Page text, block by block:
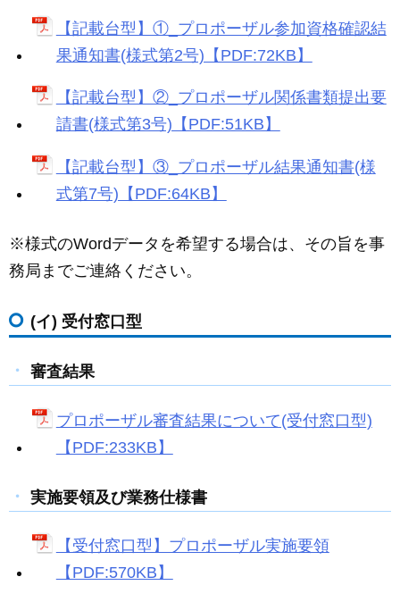
【記載台型】①_プロポーザル参加資格確認結
果通知書(様式第2号)【PDF:72KB】
【記載台型】②_プロポーザル関係書類提出要
請書(様式第3号)【PDF:51KB】
【記載台型】③_プロポーザル結果通知書(様
式第7号)【PDF:64KB】
※様式のWordデータを希望する場合は、その旨を事
務局までご連絡ください。
(イ) 受付窓口型
審査結果
プロポーザル審査結果について(受付窓口型)
【PDF:233KB】
実施要領及び業務仕様書
【受付窓口型】プロポーザル実施要領
【PDF:570KB】